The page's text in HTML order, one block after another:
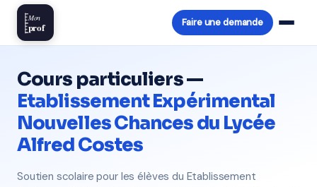
Mon
prof Faire une demande
Cours particuliers —
Etablissement Expérimental
Nouvelles Chances du Lycée
Alfred Costes
Soutien scolaire pour les élèves du Etablissement